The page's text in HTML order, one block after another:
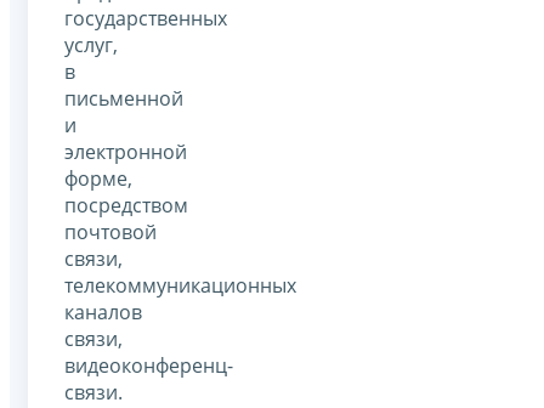
государственных
услуг,
в
письменной
и
электронной
форме,
посредством
почтовой
связи,
телекоммуникационных
каналов
связи,
видеоконференц-
связи.